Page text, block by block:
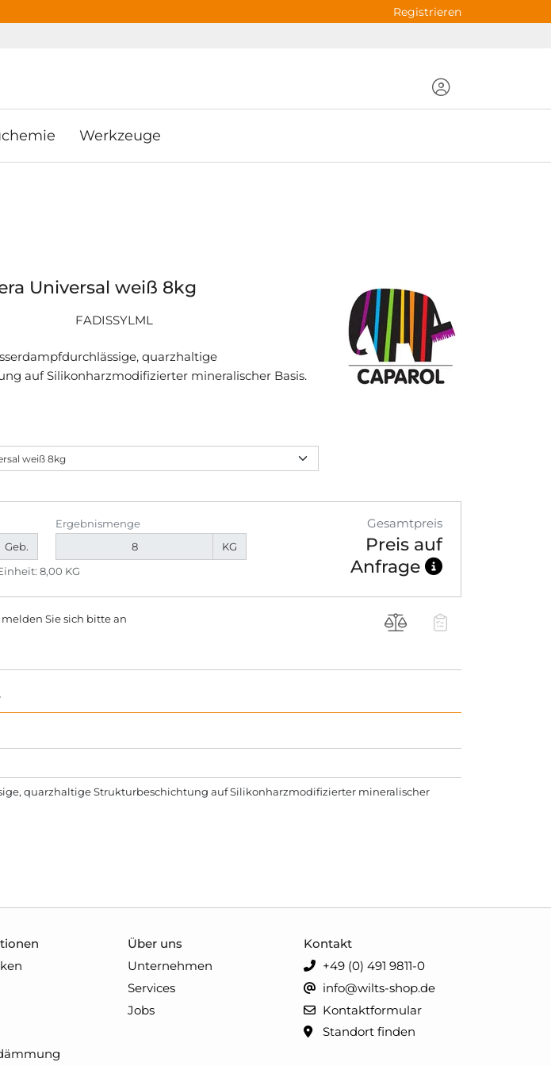
Registrieren
Werkzeuge
Universal weiß 8kg
FADISSYLML
quarzhaltige
auf Silikonharzmodifizierter mineralischer Basis.
Geb.
Ergebnismenge
KG
8,00 KG
Gesamtpreis
Preis auf
Anfrage
Sie sich bittean
quarzhaltige Strukturbeschichtung auf Silikonharzmodifizierter mineralischer
Über uns
Unternehmen
Services
Jobs
Kontakt
+49 (0) 491 9811-0
info@wilts-shop.de
Kontaktformular
Standort finden